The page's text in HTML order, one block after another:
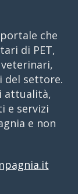
che
di PET,
del settore.
attualità,
e servizi
e non